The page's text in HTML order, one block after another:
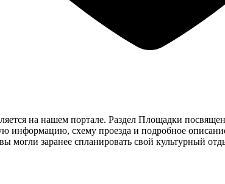
на нашем портале. Раздел Площадки
информацию, схему проезда и подробное
могли заранее спланировать свой культурный